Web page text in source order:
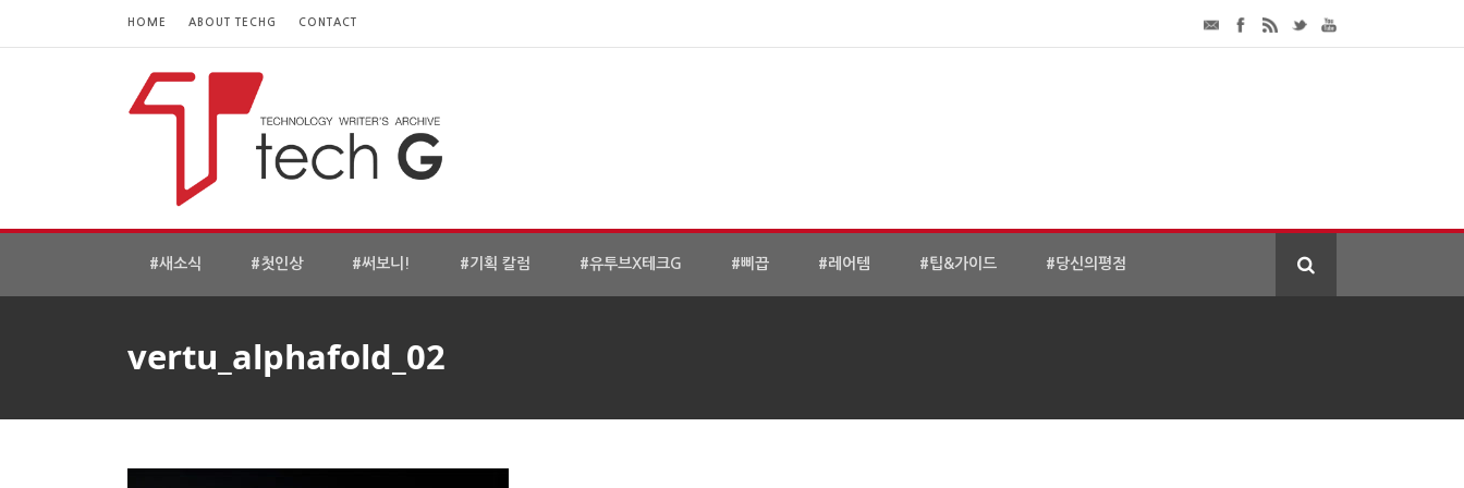
HOME ABOUT TECHG CONTACT
#새소식 #첫인상 #써보니! #기획 칼럼 #유투브X테크G #삐끕 #레어템 #팁&가이드 #당신의평점
vertu_alphafold_02